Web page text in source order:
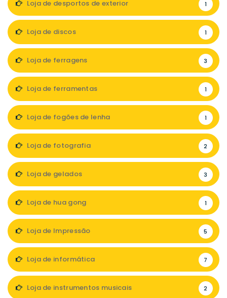
Loja de desportos de exterior 1
Loja de discos 1
Loja de ferragens 3
Loja de ferramentas 1
Loja de fogões de lenha 1
Loja de fotografia 2
Loja de gelados 3
Loja de hua gong 1
Loja de Impressão 5
Loja de informática 7
Loja de instrumentos musicais 2